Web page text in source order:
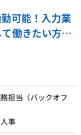
可能！入力業
働きたい方に
担当（バックオフ
事